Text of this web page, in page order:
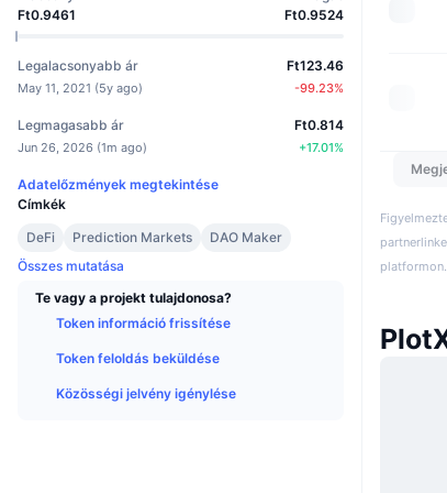
Ft0.9461
Ft0.9524
Legalacsonyabb ár
May 11, 2021 (5y ago)
Ft123.46
-99.23%
Legmagasabb ár
Jun 26, 2026 (1m ago)
Ft0.814
+17.01%
Adatelőzmények megtekintése
Címkék
DeFi
Prediction Markets
DAO Maker
Összes mutatása
Te vagy a projekt tulajdonosa?
Token információ frissítése
Token feloldás beküldése
Közösségi jelvény igénylése